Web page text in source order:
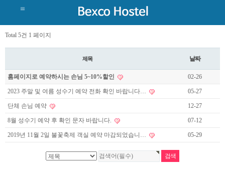
Total 5건 1 페이지
제목 날짜
홈페이지로 예약하시는 손님 5~10%할인 02-26
2023 주말 및 여름 성수기 예약 전화 확인 바랍니다… 05-27
단체 손님 예약 12-27
8월 성수기 예약 후 확인 문자 바랍니다. 07-12
2019년 11월 2일 불꽃축제 객실 예약 마감되었습니… 05-29